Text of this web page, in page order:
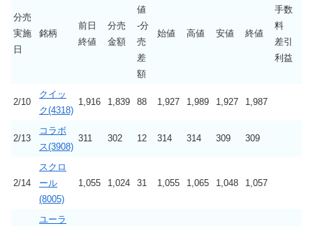
分売
実施
日
銘柄
前日
終値
分売
金額
値
-分
売
差
額
始値 高値 安値 終値
手数
料
差引
利益
2/10
クイッ
ク(4318)
1,916 1,839 88 1,927 1,989 1,927 1,987
2/13
コラボ
ス(3908)
311 302 12 314 314 309 309
2/14
スクロ
ール
(8005)
1,055 1,024 31 1,055 1,065 1,048 1,057
ユーラ